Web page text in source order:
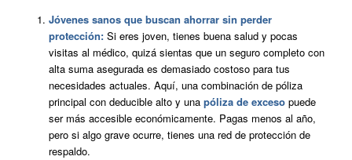
Jóvenes sanos que buscan ahorrar sin perder
protección: Si eres joven, tienes buena salud y pocas
visitas al médico, quizá sientas que un seguro completo con
alta suma asegurada es demasiado costoso para tus
necesidades actuales. Aquí, una combinación de póliza
principal con deducible alto y una póliza de excesopuede
ser más accesible económicamente. Pagas menos al año,
pero si algo grave ocurre, tienes una red de protección de
respaldo.